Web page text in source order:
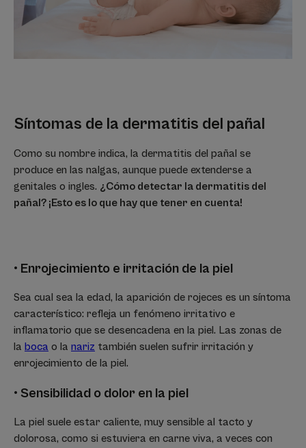
Síntomas de la dermatitis del pañal
Como su nombre indica, la dermatitis del pañal se
produce en las nalgas, aunque puede extenderse a
genitales o ingles. ¿Cómo detectar la dermatitis del
pañal? ¡Esto es lo que hay que tener en cuenta!
• Enrojecimiento e irritación de la piel
Sea cual sea la edad, la aparición de rojeces es un síntoma
característico: refleja un fenómeno irritativo e
inflamatorio que se desencadena en la piel. Las zonas de
la boca o la nariz también suelen sufrir irritación y
enrojecimiento de la piel.
• Sensibilidad o dolor en la piel
La piel suele estar caliente, muy sensible al tacto y
dolorosa, como si estuviera en carne viva, a veces con